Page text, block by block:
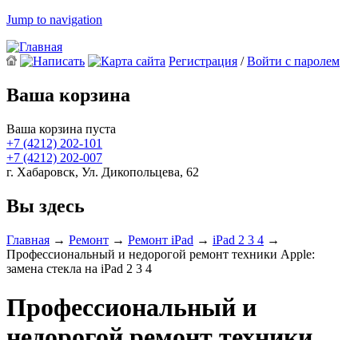
Jump to navigation
Регистрация /Войти с паролем
Ваша корзина
Ваша корзина пуста
+7 (4212) 202-101
+7 (4212) 202-007
г. Хабаровск, Ул. Дикопольцева, 62
Вы здесь
Главная → Ремонт → Ремонт iPad → iPad 2 3 4 →
Профессиональный и недорогой ремонт техники Apple:
замена стекла на iPad 2 3 4
Профессиональный и